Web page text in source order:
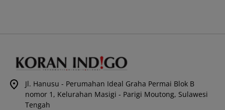
Jl. Hanusu - Perumahan Ideal Graha Permai Blok B
nomor 1, Kelurahan Masigi - Parigi Moutong, Sulawesi
Tengah